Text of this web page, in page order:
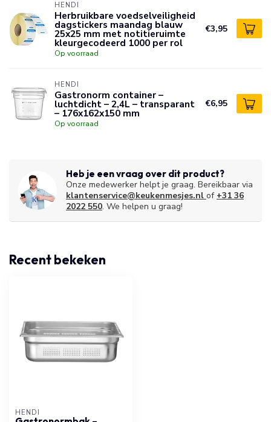
HENDI
Herbruikbare voedselveiligheid
dagstickers maandag blauw
25x25 mm met notitieruimte
kleurgecodeerd 1000 per rol
Op voorraad
€3,95
HENDI
Gastronorm container –
luchtdicht – 2,4L – transparant
– 176x162x150 mm
Op voorraad
€6,95
Heb je een vraag over dit product?
Onze medewerker helpt je graag. Bereikbaar via
klantenservice@keukenmesjes.nl of +31 36
2022 550. We helpen u graag!
Recent bekeken
HENDI